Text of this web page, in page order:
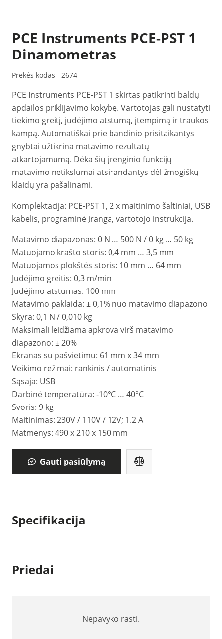
PCE Instruments PCE-PST 1
Dinamometras
Prekės kodas: 2674
PCE Instruments PCE-PST 1 skirtas patikrinti baldų
apdailos priklijavimo kokybę. Vartotojas gali nustatyti
tiekimo greitį, judėjimo atstumą, įtempimą ir traukos
kampą. Automatiškai prie bandinio prisitaikantys
gnybtai užtikrina matavimo rezultatų
atkartojamumą. Dėka šių įrenginio funkcijų
matavimo netikslumai atsirandantys dėl žmogiškų
klaidų yra pašalinami.
Komplektacija: PCE-PST 1, 2 x maitinimo šaltiniai, USB
kabelis, programinė įranga, vartotojo instrukcija.
Matavimo diapazonas: 0 N … 500 N / 0 kg … 50 kg
Matuojamo krašto storis: 0,4 mm … 3,5 mm
Matuojamos plokštės storis: 10 mm … 64 mm
Judėjimo greitis: 0,3 m/min
Judėjimo atstumas: 100 mm
Matavimo paklaida: ± 0,1% nuo matavimo diapazono
Skyra: 0,1 N / 0,010 kg
Maksimali leidžiama apkrova virš matavimo
diapazono: ± 20%
Ekranas su pašvietimu: 61 mm x 34 mm
Veikimo režimai: rankinis / automatinis
Sąsaja: USB
Darbinė temperatūra: -10°C … 40°C
Svoris: 9 kg
Maitinimas: 230V / 110V / 12V; 1.2 A
Matmenys: 490 x 210 x 150 mm
Gauti pasiūlymą
Specifikacija
Priedai
Nepavyko rasti.